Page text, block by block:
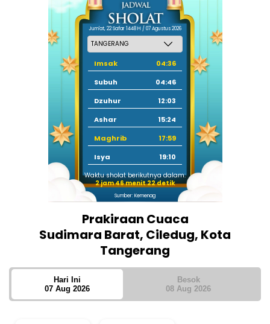
Jum'at, 22 Safar 1448 H / 07 Agustus 2026
Imsak
04:36
Subuh
04:46
Dzuhur
12:03
Ashar
15:24
Maghrib
17:59
Isya
19:10
Waktu sholat berikutnya dalam:
2 jam 46 menit 21 detik
Sumber: Kemenag
Prakiraan Cuaca
Sudimara Barat, Ciledug, Kota
Tangerang
Hari Ini
07 Aug 2026
Besok
08 Aug 2026